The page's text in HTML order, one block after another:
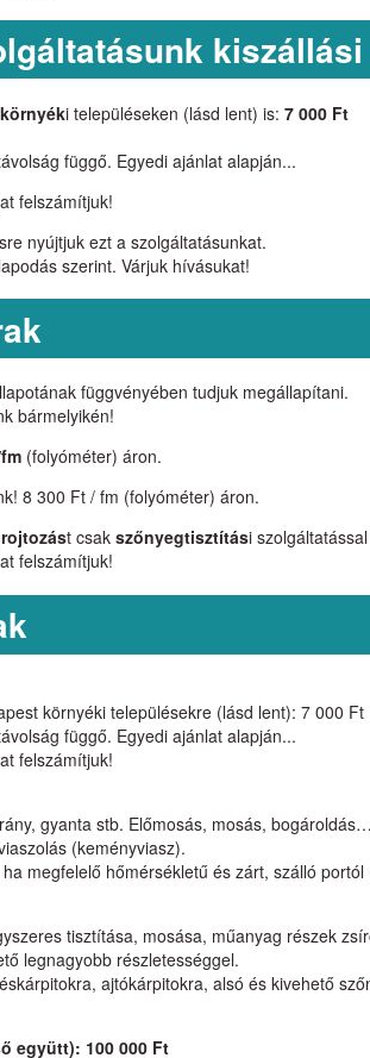
i településeken (lásd lent) is:7 000 Ft
függő. Egyedi ajánlat alapján...
felszámítjuk!
nyújtjuk ezt a szolgáltatásunkat.
szerint. Várjuk hívásukat!
függvényében tudjuk megállapítani.
bármelyikén!
(folyóméter) áron.
8 300 Ft / fm (folyóméter) áron.
t csakszőnyegtisztítási
felszámítjuk!
környéki településekre (lásd lent): 7 000 Ft
függő. Egyedi ajánlat alapján...
felszámítjuk!
gyanta stb. Előmosás, mosás,
(keményviasz).
megfelelő hőmérsékletű és zárt, szálló
tisztítása, mosása, műanyag részek
legnagyobb részletességgel.
ajtókárpitokra, alsó és kivehető
együtt): 100 000 Ft